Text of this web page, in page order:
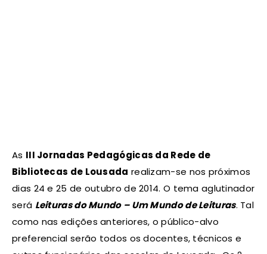
As III Jornadas Pedagógicas da Rede de
Bibliotecas de Lousada realizam-se nos próximos
dias 24 e 25 de outubro de 2014. O tema aglutinador
será Leituras do Mundo – Um Mundo de Leituras. Tal
como nas edições anteriores, o público-alvo
preferencial serão todos os docentes, técnicos e